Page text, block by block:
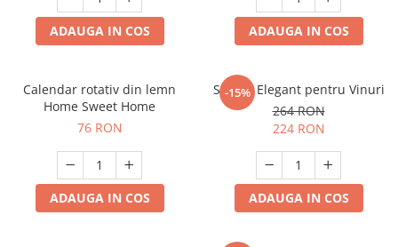
ADAUGA IN COS ADAUGA IN COS
Calendar rotativ din lemn
Home Sweet Home
76 RON
ADAUGA IN COS
-15%
Suport Elegant pentru Vinuri
264 RON
224 RON
ADAUGA IN COS